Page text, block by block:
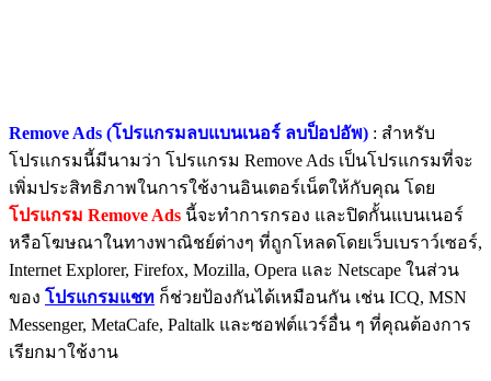
Remove Ads (โปรแกรมลบแบนเนอร์ ลบป็อปอัพ) : สำหรับ
โปรแกรมนี้มีนามว่า โปรแกรม Remove Ads เป็นโปรแกรมที่จะ
เพิ่มประสิทธิภาพในการใช้งานอินเตอร์เน็ตให้กับคุณ โดย
โปรแกรม Remove Ads นี้จะทำการกรอง และปิดกั้นแบนเนอร์
หรือโฆษณาในทางพาณิชย์ต่างๆ ที่ถูกโหลดโดยเว็บเบราว์เซอร์,
Internet Explorer, Firefox, Mozilla, Opera และ Netscape ในส่วน
ของ โปรแกรมแชท ก็ช่วยป้องกันได้เหมือนกัน เช่น ICQ, MSN
Messenger, MetaCafe, Paltalk และซอฟต์แวร์อื่น ๆ ที่คุณต้องการ
เรียกมาใช้งาน